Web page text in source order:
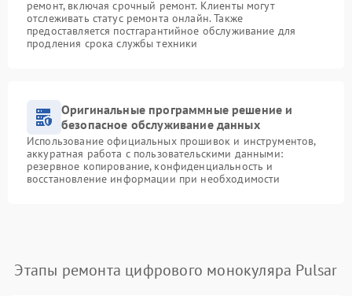
ремонт, включая срочный ремонт. Клиенты могут
отслеживать статус ремонта онлайн. Также
предоставляется постгарантийное обслуживание для
продления срока службы техники
Оригинальные программные решение и
безопасное обслуживание данных
Использование официальных прошивок и инструментов,
аккуратная работа с пользовательскими данными:
резервное копирование, конфиденциальность и
восстановление информации при необходимости
Этапы ремонта цифрового монокуляра Pulsar